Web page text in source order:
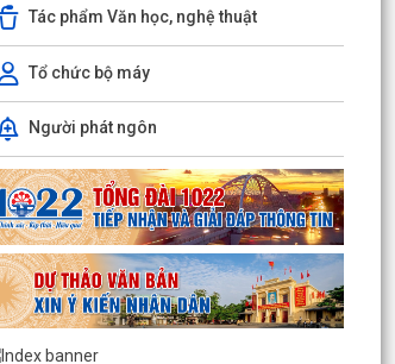
Tác phẩm Văn học, nghệ thuật
Tổ chức bộ máy
Người phát ngôn